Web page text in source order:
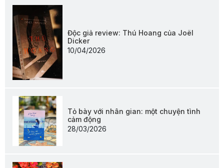
Độc giả review: Thú Hoang của Joël
Dicker
10/04/2026
Tỏ bày với nhân gian: một chuyện tình
cảm động
28/03/2026